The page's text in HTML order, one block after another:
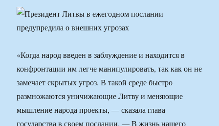
«Когда народ введен в заблуждение и находится в
конфронтации им легче манипулировать, так как он не
замечает скрытых угроз. В такой среде быстро
размножаются уничижающие Литву и меняющие
мышление народа проекты, — сказала глава
государства в своем послании. — В жизнь нашего